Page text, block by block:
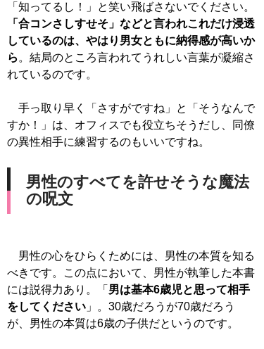
「知ってるし！」と笑い飛ばさないでください。
「合コンさしすせそ」などと言われこれだけ浸透
しているのは、やはり男女ともに納得感が高いか
ら。結局のところ言われてうれしい言葉が凝縮さ
れているのです。
手っ取り早く「さすがですね」と「そうなんで
すか！」は、オフィスでも役立ちそうだし、同僚
の異性相手に練習するのもいいですね。
男性のすべてを許せそうな魔法
の呪文
男性の心をひらくためには、男性の本質を知る
べきです。この点において、男性が執筆した本書
には説得力あり。「 男は基本6歳児と思って相手
をしてください 」。30歳だろうが70歳だろう
が、男性の本質は6歳の子供だというのです。